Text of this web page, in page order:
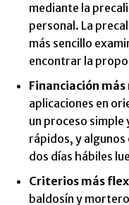
mediante la
personal. La
más sencillo
encontrar la
Financiación
aplicaciones en
un proceso simple
rápidos, y algunos
dos días hábiles
Criterios más
baldosín y